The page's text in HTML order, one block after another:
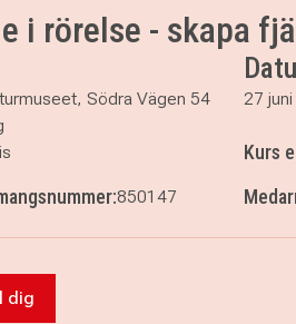
klockan 11.00–13.30
i rörelse - skapa
Södra Vägen 54
27
Kurs
850147
dig till Minne i rörelse - skapa
dig